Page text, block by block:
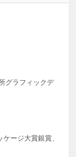
グラフィックデ
ージ大賞銀賞、